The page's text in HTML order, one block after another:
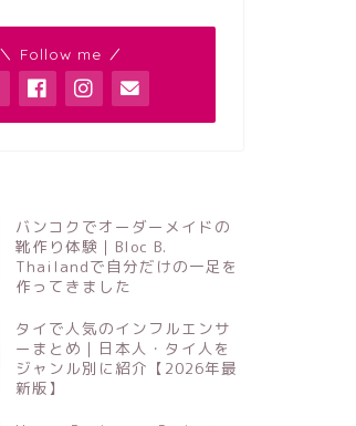
＼ Follow me ／
バンコクでオーダーメイドの
靴作り体験｜Bloc B.
Thailandで自分だけの一足を
作ってきました
タイで人気のインフルエンサ
ーまとめ｜日本人・タイ人を
ジャンル別に紹介【2026年最
新版】